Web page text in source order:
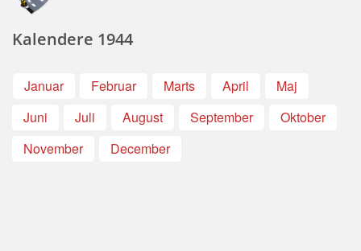
Kalendere 1944
Januar Februar Marts April
Maj
Juni
Juli August September
Oktober
November
December